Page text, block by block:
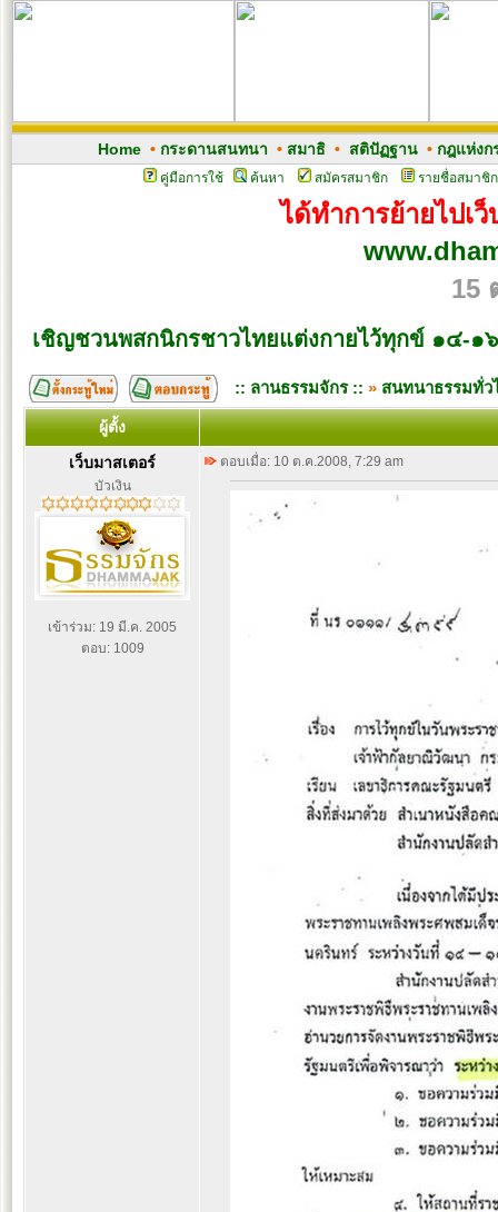
Home• กระดานสนทนา • สมาธิ• สติปัฏฐาน• กฎแห่งก
คู่มือการใช้ ค้นหา สมัครสมาชิก รายชื่อสมาชิก
ได้ทำการย้ายไปเ
15
เชิญชวนพสกนิกรชาวไทยแต่งกายไว้ทุกข์ ๑๔-
:: ลานธรรมจักร :: » สนทนาธรรมทั่ว
ผู้ตั้ง
เว็บมาสเตอร์
บัวเงิน
เข้าร่วม: 19 มี.ค. 2005
ตอบ: 1009
ตอบเมื่อ: 10 ต.ค.2008, 7:29 am